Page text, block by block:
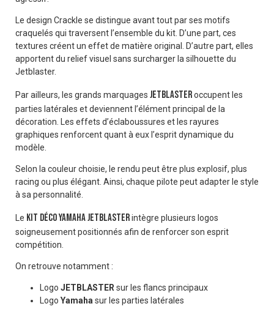
Le design Crackle se distingue avant tout par ses motifs
craquelés qui traversent l’ensemble du kit. D’une part, ces
textures créent un effet de matière original. D’autre part, elles
apportent du relief visuel sans surcharger la silhouette du
Jetblaster.
Par ailleurs, les grands marquages JETBLASTERoccupent les
parties latérales et deviennent l’élément principal de la
décoration. Les effets d’éclaboussures et les rayures
graphiques renforcent quant à eux l’esprit dynamique du
modèle.
Selon la couleur choisie, le rendu peut être plus explosif, plus
racing ou plus élégant. Ainsi, chaque pilote peut adapter le style
à sa personnalité.
Le Kit déco Yamaha Jetblasterintègre plusieurs logos
soigneusement positionnés afin de renforcer son esprit
compétition.
On retrouve notamment :
Logo JETBLASTERsur les flancs principaux
Logo Yamahasur les parties latérales